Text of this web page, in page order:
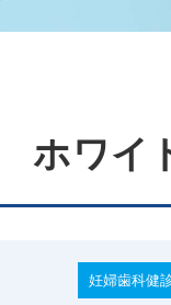
ホワイ
妊婦歯科健